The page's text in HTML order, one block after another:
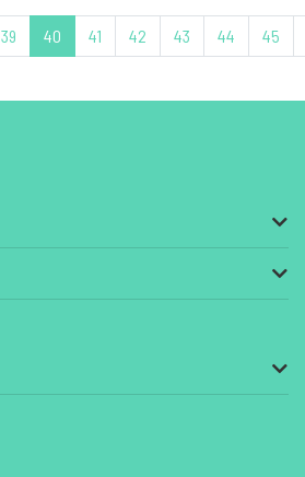
39 40 41 42 43 44 45